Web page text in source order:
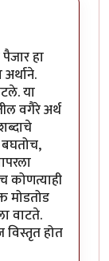
पाषाणभेद
हा
या
वगैरे अर्थ
कोणत्याही
मोडतोड
वाटते.
विस्तृत होत